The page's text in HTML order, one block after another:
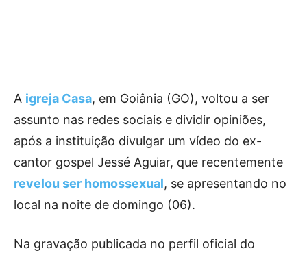
A igreja Casa, em Goiânia (GO), voltou a ser
assunto nas redes sociais e dividir opiniões,
após a instituição divulgar um vídeo do ex-
cantor gospel Jessé Aguiar, que recentemente
revelou ser homossexual, se apresentando no
local na noite de domingo (06).
Na gravação publicada no perfil oficial do